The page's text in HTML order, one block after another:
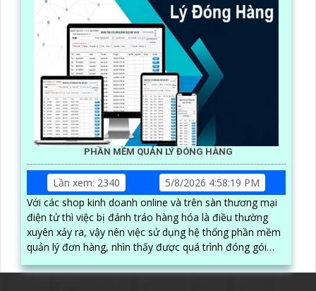
PHẦN MỀM QUẢN LÝ ĐÓNG HÀNG
Lần xem: 2340
5/8/2026 4:58:19 PM
Với các shop kinh doanh online và trên sàn thương mại
điện tử thì việc bị đánh tráo hàng hóa là điều thường
xuyên xảy ra, vậy nên việc sử dụng hệ thống phần mềm
quản lý đơn hàng, nhìn thấy được quá trình đóng gói
hàng hóa, kèm theo đấy là quy trình đóng gói cũng
được ghi lại một cách dễ dàng